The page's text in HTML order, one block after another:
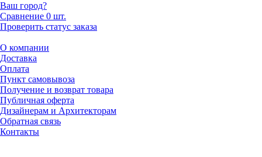
Ваш город?
Сравнение 0 шт.
Проверить статус заказа
О компании
Доставка
Оплата
Пункт самовывоза
Получение и возврат товара
Публичная оферта
Дизайнерам и Архитекторам
Обратная связь
Контакты